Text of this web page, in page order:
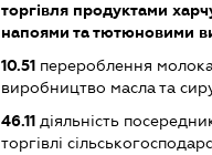
торгівля продуктами
напоями та тютюновими
10.51 перероблення
виробництво масла та
46.11 діяльність
торгівлі